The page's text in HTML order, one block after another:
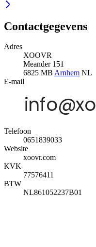
Contactgegevens
Adres
XOOVR
Meander 151
6825 MB Arnhem NL
E-mail
Telefoon
0651839033
Website
xoovr.com
KVK
77576411
BTW
NL861052237B01